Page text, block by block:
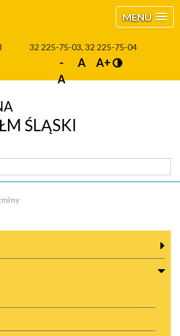
MENU
32 225-75-03, 32 225-75-04
-
A
A A+
ŚLĄSKI